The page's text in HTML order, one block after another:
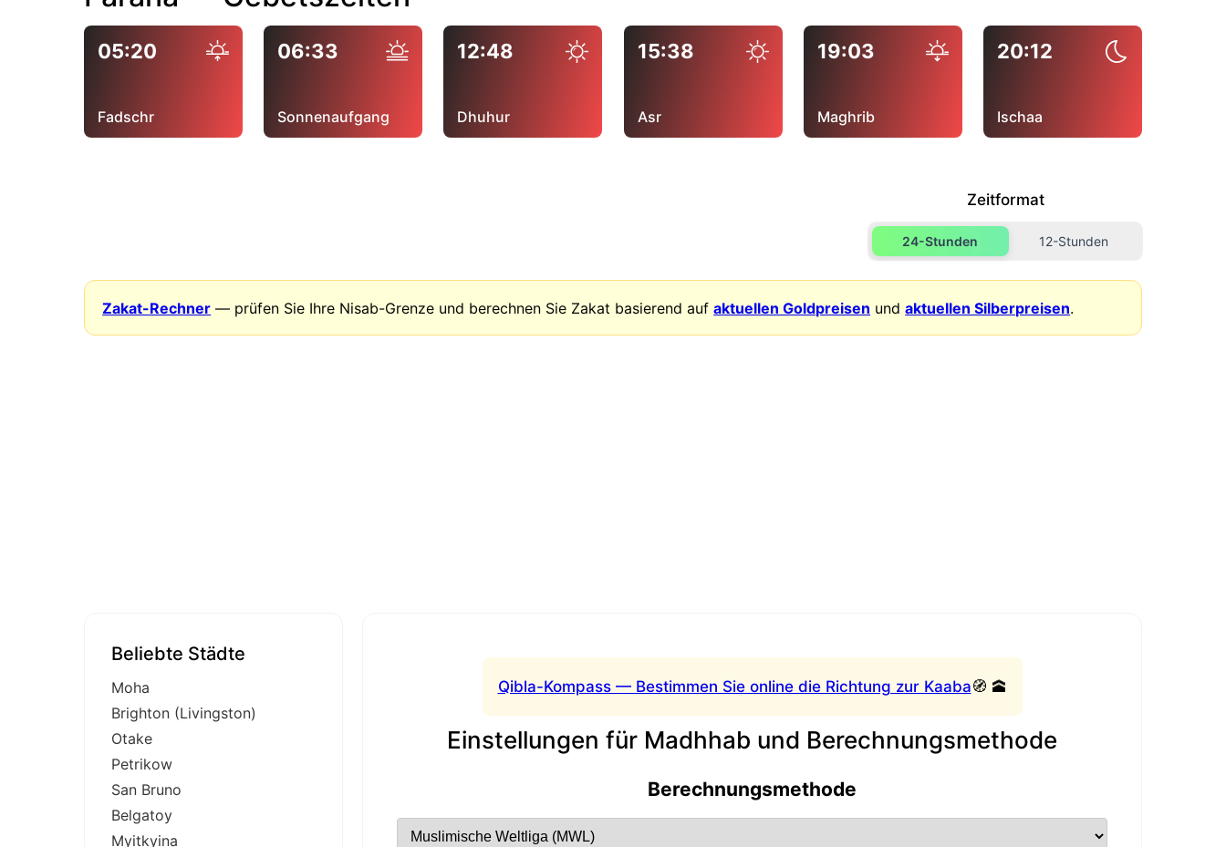
05:20
Fadschr
06:33
Sonnenaufgang
12:48
Dhuhur
15:38
Asr
19:03
Maghrib
20:12
Ischaa
Zeitformat
24-Stunden 12-Stunden
Zakat-Rechner — prüfen Sie Ihre Nisab-Grenze und berechnen Sie Zakat basierend aufaktuellen Goldpreisen undaktuellen Silberpreisen.
Qibla-Kompass — Bestimmen Sie online die Richtung zur Kaaba🧭 🕋
Einstellungen für Madhhab und Berechnungsmethode
Berechnungsmethode
Beliebte Städte
Moha
Brighton (Livingston)
Otake
Petrikow
San Bruno
Belgatoy
Myitkyina